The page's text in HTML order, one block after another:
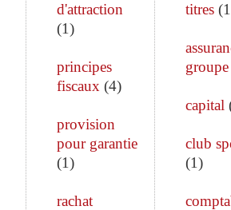
d'attraction
(1)
principes
fiscaux (4)
provision
pour garantie
(1)
rachat
titres(1
groupe
capital
club
(1)